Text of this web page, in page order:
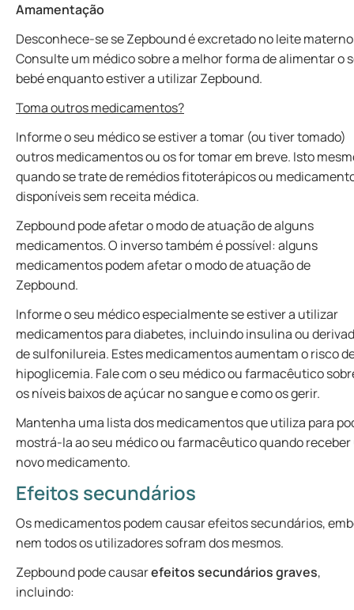
Amamentação
Desconhece-se se Zepbound é excretado no leite
Consulte um médico sobre a melhor forma de alimentar o
bebé enquanto estiver a utilizar Zepbound.
Toma outros medicamentos?
Informe o seu médico se estiver a tomar (ou tiver tomado)
outros medicamentos ou os for tomar em breve. Isto
quando se trate de remédios fitoterápicos ou
disponíveis sem receita médica.
Zepbound pode afetar o modo de atuação de alguns
medicamentos. O inverso também é possível: alguns
medicamentos podem afetar o modo de atuação de
Zepbound.
Informe o seu médico especialmente se estiver a utilizar
medicamentos para diabetes, incluindo insulina ou
de sulfonilureia. Estes medicamentos aumentam o risco
hipoglicemia. Fale com o seu médico ou farmacêutico
os níveis baixos de açúcar no sangue e como os gerir.
Mantenha uma lista dos medicamentos que utiliza para
mostrá-la ao seu médico ou farmacêutico quando receber
novo medicamento.
Efeitos secundários
Os medicamentos podem causar efeitos secundários,
nem todos os utilizadores sofram dos mesmos.
Zepbound pode causarefeitos secundários graves,
incluindo: